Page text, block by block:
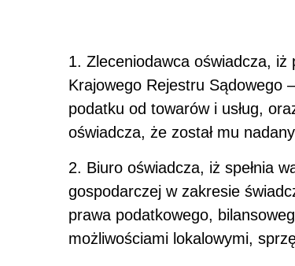
1. Zleceniodawca oświadcza, iż
Krajowego Rejestru Sądowego
podatku od towarów i usług,
oświadcza, że został mu
2. Biuro oświadcza, iż spełnia
gospodarczej w zakresie
prawa podatkowego,
możliwościami lokalowymi,